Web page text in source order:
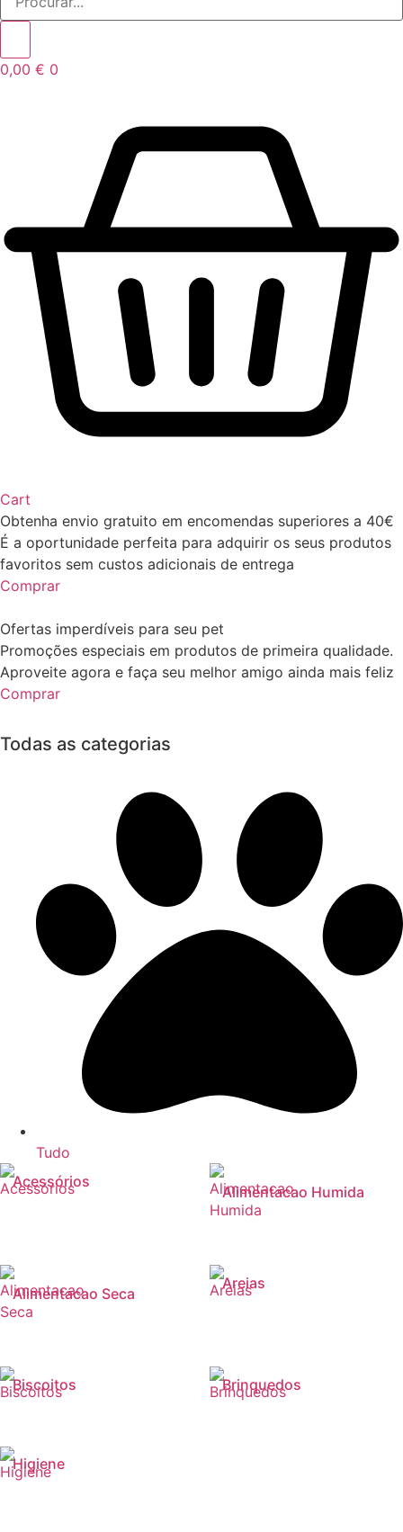
0,00 € 0
Cart
Obtenha envio gratuito em encomendas superiores a 40€
É a oportunidade perfeita para adquirir os seus produtos
favoritos sem custos adicionais de entrega
Comprar
Ofertas imperdíveis para seu pet
Promoções especiais em produtos de primeira qualidade.
Aproveite agora e faça seu melhor amigo ainda mais feliz
Comprar
Todas as categorias
Tudo
Acessórios
Alimentacao Humida
Alimentacao Seca
Areias
Biscoitos Brinquedos
Higiene